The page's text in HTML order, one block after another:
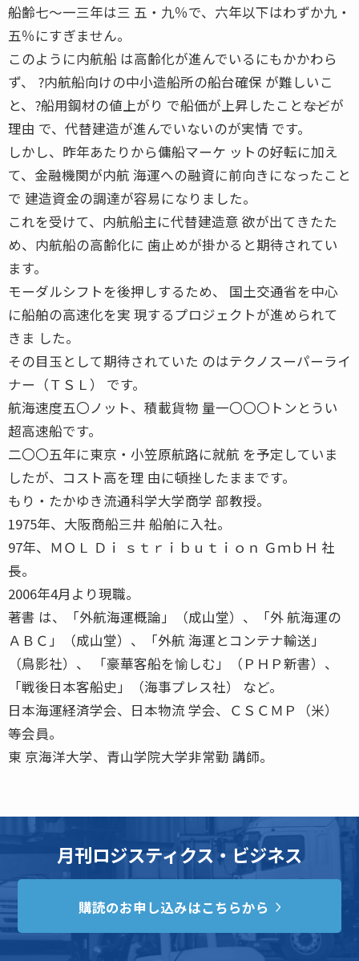
船齢七〜一三年は三 五・九％で、六年以下はわずか九・
五％にすぎません。
このように内航船 は高齢化が進んでいるにもかかわら
ず、 ?内航船向けの中小造船所の船台確保 が難しいこ
と、?船用鋼材の値上がり で船価が上昇したこと――などが
理由 で、代替建造が進んでいないのが実情 です。
しかし、昨年あたりから傭船マーケ ットの好転に加え
て、金融機関が内航 海運への融資に前向きになったこと
で 建造資金の調達が容易になりました。
これを受けて、内航船主に代替建造意 欲が出てきたた
め、内航船の高齢化に 歯止めが掛かると期待されてい
ます。
モーダルシフトを後押しするため、 国土交通省を中心
に船舶の高速化を実 現するプロジェクトが進められて
きま した。
その目玉として期待されていた のはテクノスーパーライ
ナー（ＴＳＬ） です。
航海速度五〇ノット、積載貨物 量一〇〇〇トンとうい
超高速船です。
二〇〇五年に東京・小笠原航路に就航 を予定していま
したが、コスト高を理 由に頓挫したままです。
もり・たかゆき流通科学大学商学 部教授。
1975年、大阪商船三井 船舶に入社。
97年、ＭＯＬ Ｄｉ ｓｔｒｉｂｕｔｉｏｎ ＧｍｂＨ 社
長。
2006年4月より現職。
著書 は、「外航海運概論」（成山堂）、「外 航海運の
ＡＢＣ」（成山堂）、「外航 海運とコンテナ輸送」
（鳥影社）、 「豪華客船を愉しむ」（ＰＨＰ新書）、
「戦後日本客船史」（海事プレス社） など。
日本海運経済学会、日本物流 学会、ＣＳＣＭＰ（米）
等会員。
東 京海洋大学、青山学院大学非常勤 講師。
月刊ロジスティクス・ビジネス
購読のお申し込みはこちらから